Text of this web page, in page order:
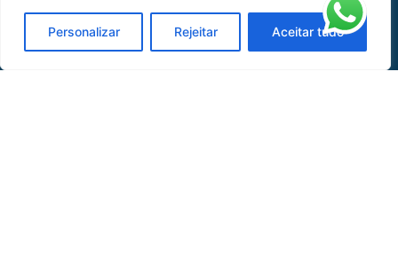
Personalizar Rejeitar Aceitar tudo
Oficina de Mangueiras